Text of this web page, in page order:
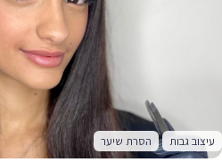
עיצוב גבות הסרת שיער